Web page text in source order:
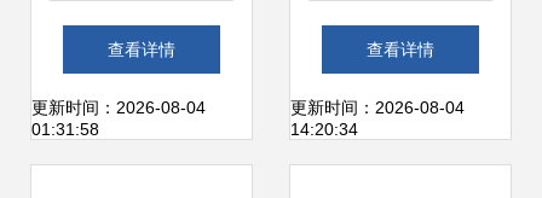
系统如何赋能工厂
提升数字化管理能
查看详情
更新时间：2026-08-04
01:31:58
管理制度 2013年
信息系统运行维护
查看详情
更新时间：2026-08-04
14:20:34